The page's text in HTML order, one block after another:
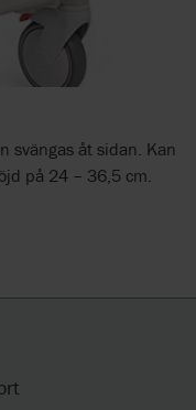
svängas åt sidan. Kan
på 24 – 36,5 cm.